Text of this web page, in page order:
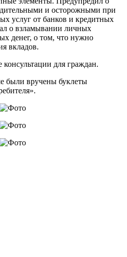
и осторожными при
услуг от банков и кредитных
о взламывании личных
денег, о том, что нужно
вкладов.
для граждан.
были вручены буклеты